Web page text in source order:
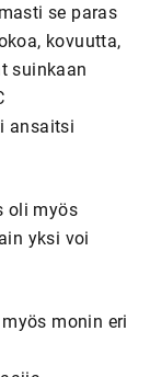
se paras
kovuutta,
suinkaan
ansaitsi
oli myös
yksi voi
monin eri